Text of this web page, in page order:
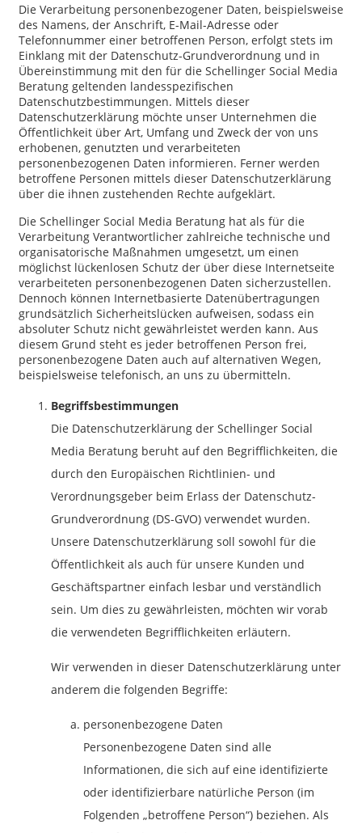
Die Verarbeitung personenbezogener Daten, beispielsweise
des Namens, der Anschrift, E-Mail-Adresse oder
Telefonnummer einer betroffenen Person, erfolgt stets im
Einklang mit der Datenschutz-Grundverordnung und in
Übereinstimmung mit den für die Schellinger Social Media
Beratung geltenden landesspezifischen
Datenschutzbestimmungen. Mittels dieser
Datenschutzerklärung möchte unser Unternehmen die
Öffentlichkeit über Art, Umfang und Zweck der von uns
erhobenen, genutzten und verarbeiteten
personenbezogenen Daten informieren. Ferner werden
betroffene Personen mittels dieser Datenschutzerklärung
über die ihnen zustehenden Rechte aufgeklärt.
Die Schellinger Social Media Beratung hat als für die
Verarbeitung Verantwortlicher zahlreiche technische und
organisatorische Maßnahmen umgesetzt, um einen
möglichst lückenlosen Schutz der über diese Internetseite
verarbeiteten personenbezogenen Daten sicherzustellen.
Dennoch können Internetbasierte Datenübertragungen
grundsätzlich Sicherheitslücken aufweisen, sodass ein
absoluter Schutz nicht gewährleistet werden kann. Aus
diesem Grund steht es jeder betroffenen Person frei,
personenbezogene Daten auch auf alternativen Wegen,
beispielsweise telefonisch, an uns zu übermitteln.
Begriffsbestimmungen
Die Datenschutzerklärung der Schellinger Social
Media Beratung beruht auf den Begrifflichkeiten, die
durch den Europäischen Richtlinien- und
Verordnungsgeber beim Erlass der Datenschutz-
Grundverordnung (DS-GVO) verwendet wurden.
Unsere Datenschutzerklärung soll sowohl für die
Öffentlichkeit als auch für unsere Kunden und
Geschäftspartner einfach lesbar und verständlich
sein. Um dies zu gewährleisten, möchten wir vorab
die verwendeten Begrifflichkeiten erläutern.
Wir verwenden in dieser Datenschutzerklärung unter
anderem die folgenden Begriffe:
personenbezogene Daten
Personenbezogene Daten sind alle
Informationen, die sich auf eine identifizierte
oder identifizierbare natürliche Person (im
Folgenden „betroffene Person“) beziehen. Als